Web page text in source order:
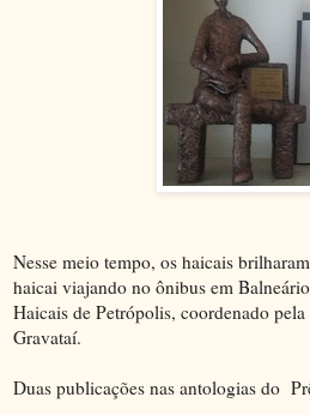
Nesse meio tempo, os haicais
haicai viajando no ônibus em
Haicais de Petrópolis, coordenado
Gravataí.
Duas publicações nas antologias do